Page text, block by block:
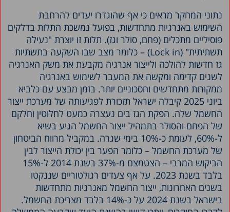
נתוני המחקר מראים כי אף שהוגדרו יעדים להרחבת
השימוש באנרגיות מתחדשות, בפועל נמשכת התלות בדלקים
פוסיליים מתכלים (פחם, סולר וגז). תלות זו יוצרת "נעילה
תשתיתית" (Lock in) – כלומר מצב שבו השקעה בתשתיות
גז חדשות להולכה ולייצור אנרגיה מקבעת את משק האנרגיה
לשנים קדימה ומקשה את המעבר לשימוש באנרגיה
ממקורות מתחדשים וחסכוניים יותר. בזמן מבצע עם כלביא
ביוני 2025 קיבלה ישראל תזכורת לפגיעותה של מערכת ייצור
החשמל שלה. הפקת הגז בים נעצרה כמעט לחלוטין וחלקם
של הפחם והסולר בתמהיל ייצור החשמל הגיע בשיא
ל-60%, לעומת כ-10% בימי שגרה. במקביל מרווח הביטחון
של מערכת החשמל – כלומר הפער בין יכולת הייצור לבין
הביקוש המרבי – הצטמצם מ-37% בשנת 2014 ל-15%
בלבד בשנת 2023. על אף צעדים רגולטוריים שננקטו
בשנים האחרונות, ייצור החשמל מאנרגיות מתחדשות
בישראל בשנת 2024 על כ-14% בלבד מצריכת החשמל.